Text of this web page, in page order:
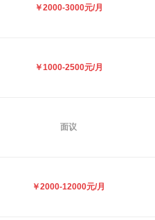
￥2000-3000元/月
￥1000-2500元/月
面议
￥2000-12000元/月